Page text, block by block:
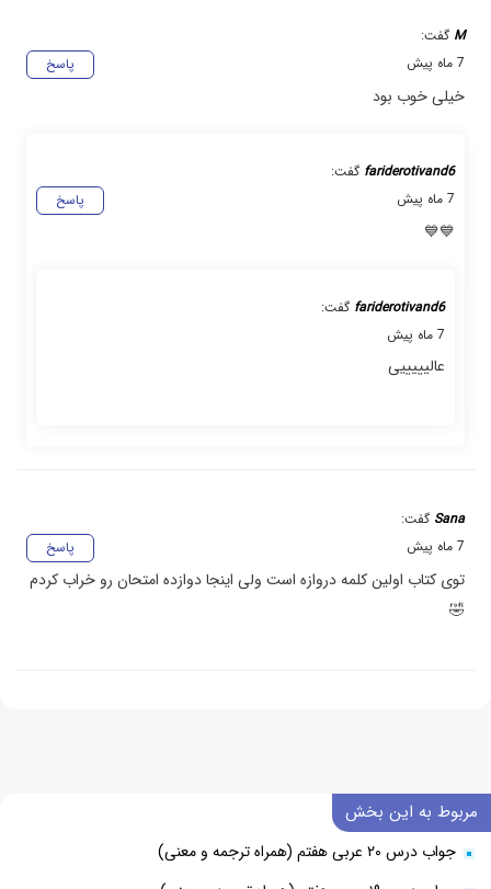
M گفت:
پاسخ
7 ماه پیش
خیلی خوب بود
fariderotivand6 گفت:
پاسخ
7 ماه پیش
💙💙
fariderotivand6 گفت:
7 ماه پیش
عالیییییی
Sana گفت:
پاسخ
7 ماه پیش
توی کتاب اولین کلمه دروازه است ولی اینجا دوازده امتحان رو خراب کردم
🤣
مربوط به این بخش
جواب درس ۲۰ عربی هفتم (همراه ترجمه و معنی)